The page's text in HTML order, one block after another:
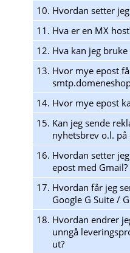
10. Hvordan setter
11. Hva er en MX
12. Hva kan jeg
13. Hvor mye epost
14. Hvor mye epost
15. Kan jeg sende
nyhetsbrev o.l. på
16. Hvordan setter
epost med Gmail?
17. Hvordan får jeg
Google G Suite /
18. Hvordan endrer
unngå
ut?